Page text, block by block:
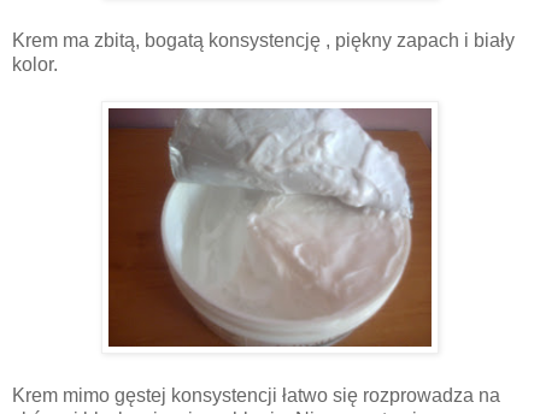
Krem ma zbitą, bogatą konsystencję , piękny zapach i biały
kolor.
Krem mimo gęstej konsystencji łatwo się rozprowadza na